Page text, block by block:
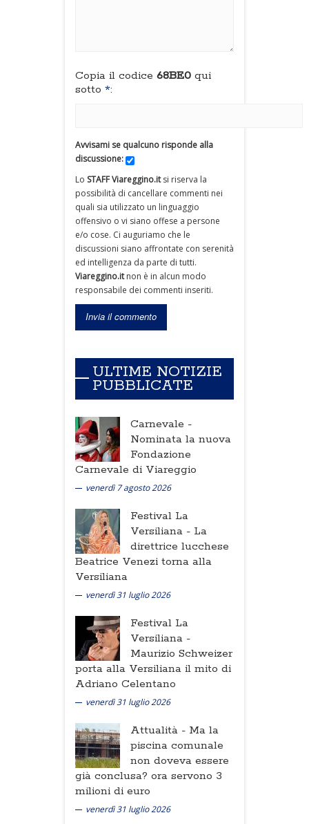
Copia il codice 68BE0 qui
sotto *:
Avvisami se qualcuno risponde alla
discussione:
Lo STAFF Viareggino.itsi riserva la
possibilità di cancellare commenti nei
quali sia utilizzato un linguaggio
offensivo o vi siano offese a persone
e/o cose. Ci auguriamo che le
discussioni siano affrontate con serenità
ed intelligenza da parte di tutti.
Viareggino.itnon è in alcun modo
responsabile dei commenti inseriti.
ULTIME NOTIZIE
PUBBLICATE
Carnevale -
Nominata la nuova
Fondazione
Carnevale di Viareggio
venerdì 7 agosto 2026
Festival La
Versiliana - La
direttrice lucchese
Beatrice Venezi torna alla
Versiliana
venerdì 31 luglio 2026
Festival La
Versiliana -
Maurizio Schweizer
porta alla Versiliana il mito di
Adriano Celentano
venerdì 31 luglio 2026
Attualità - Ma la
piscina comunale
non doveva essere
già conclusa? ora servono 3
milioni di euro
venerdì 31 luglio 2026